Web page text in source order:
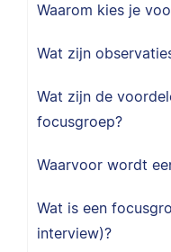
Waarom kies je
Wat zijn
Wat zijn de
focusgroep?
Waarvoor wordt
Wat is een
interview)?